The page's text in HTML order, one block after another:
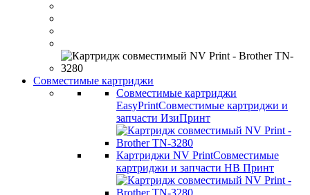
Совместимые картриджи
Совместимые картриджи
EasyPrintСовместимые картриджи и
запчасти ИзиПринт
Картриджи NV PrintСовместимые
картриджи и запчасти НВ Принт